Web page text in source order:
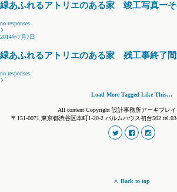
緑あふれるアトリエのある家 竣工写真ーそ
no responses
2014年7月7日
緑あふれるアトリエのある家 残工事終了
no responses
Load More Tagged Like This…
All content Copyright 設計事務所アーキプレ
〒151-0071 東京都渋谷区本町1-20-2 パルムハウス初台502
Back to top